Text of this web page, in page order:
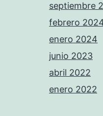
septiembre
febrero
enero 2024
junio 2023
abril 2022
enero 2022